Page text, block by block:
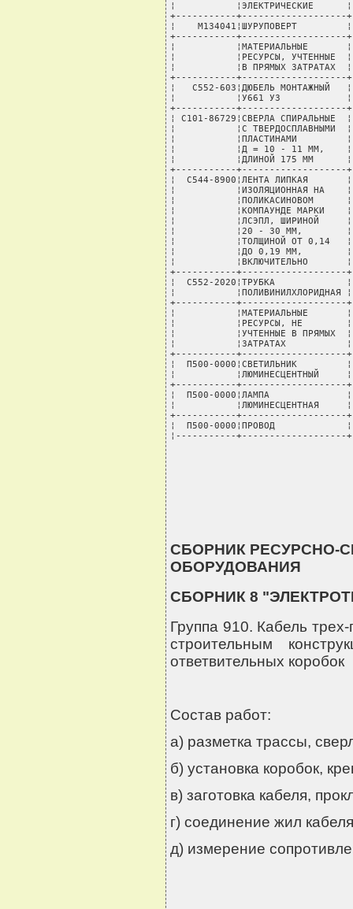
СБОРНИК РЕСУРСНО-
ОБОРУДОВАНИЯ
СБОРНИК 8
Группа 910. Кабель
строительным
ответвительных коробок
Состав работ:
а) разметка трассы,
б) установка коробок,
в) заготовка кабеля,
г) соединение жил
д) измерение